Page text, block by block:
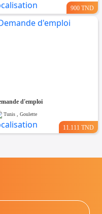
900 TND
d'emploi
Tunis , Goulette
11.111 TND